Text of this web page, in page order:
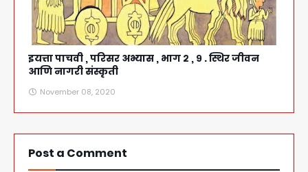
इयत्ता पाचवी , परिसर अभ्यास , भाग २ , ९ . स्थिर जीवन
आणि नागरी संस्कृती
November 08, 2020
Post a Comment